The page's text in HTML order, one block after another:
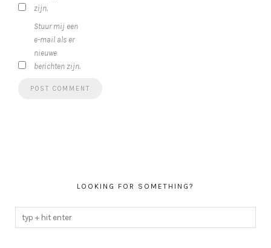
zijn.
Stuur mij een
e-mail als er
nieuwe
berichten zijn.
LOOKING FOR SOMETHING?